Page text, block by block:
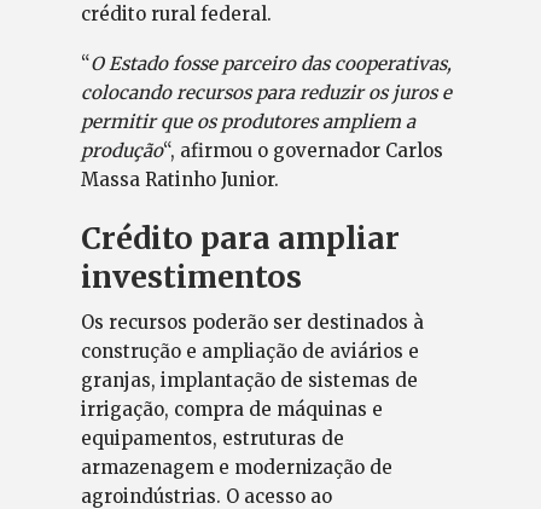
crédito rural federal.
“O Estado fosse parceiro das cooperativas,
colocando recursos para reduzir os juros e
permitir que os produtores ampliem a
produção“, afirmou o governador Carlos
Massa Ratinho Junior.
Crédito para ampliar
investimentos
Os recursos poderão ser destinados à
construção e ampliação de aviários e
granjas, implantação de sistemas de
irrigação, compra de máquinas e
equipamentos, estruturas de
armazenagem e modernização de
agroindústrias. O acesso ao